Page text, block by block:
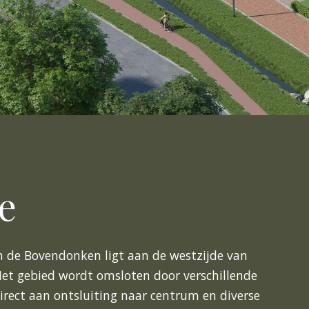
de Bovendonken ligt aan de westzijde van
gebied wordt omsloten door verschillende
aan ontsluiting naar centrum en diverse